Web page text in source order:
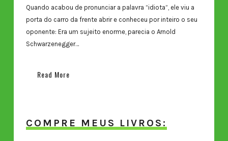
Quando acabou de pronunciar a palavra “idiota”, ele viu a
porta do carro da frente abrir e conheceu por inteiro o seu
oponente: Era um sujeito enorme, parecia o Arnold
Schwarzenegger…
Read More
COMPRE MEUS LIVROS: